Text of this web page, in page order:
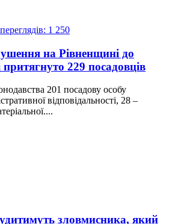
переглядів: 1 250
на Рівненщині до
притягнуто 229 посадовців
201 посадову особу
відповідальності, 28 –
зловмисника, який